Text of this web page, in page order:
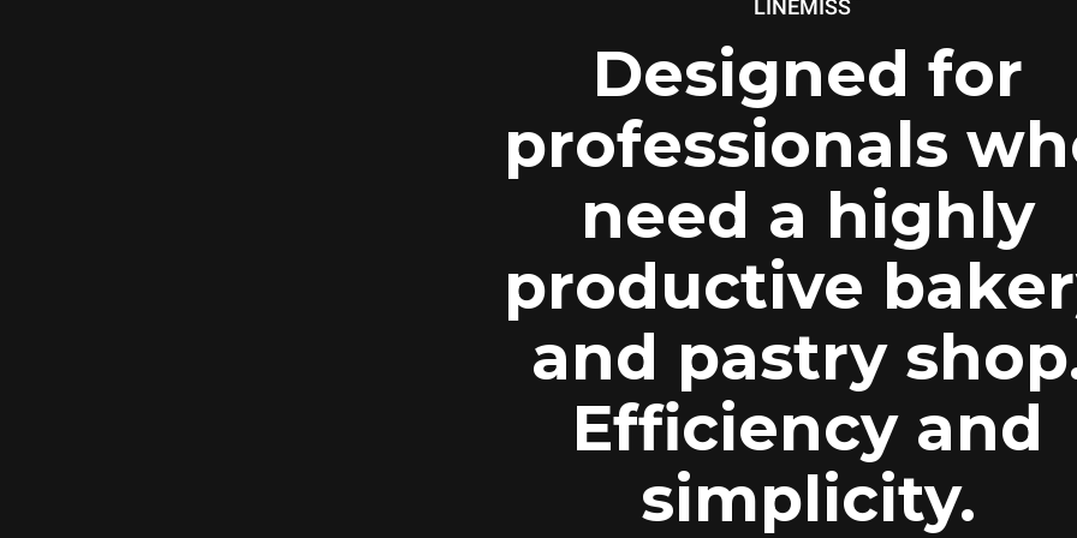
LINEMISS
Designed for
professionals
need a highly
productive
and pastry
Efficiency and
simplicity.